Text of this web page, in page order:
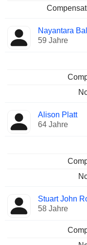
Nayantara
59 Jahre
Alison Platt
64 Jahre
Stuart John
58 Jahre